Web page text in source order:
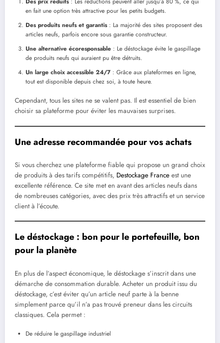
en fait une option très attractive pour les petits budgets.
Des produits neufs et garantis: La majorité des sites proposent des
articles neufs, parfois encore sous garantie constructeur.
Une alternative écoresponsable : Le déstockage évite le gaspillage
de produits neufs qui auraient pu être détruits.
Un large choix accessible 24/7 : Grâce aux plateformes en ligne,
tout est disponible depuis chez soi, à toute heure.
Cependant, tous les sites ne se valent pas. Il est essentiel de bien
choisir sa plateforme pour éviter les mauvaises surprises.
Une adresse recommandée pour vos achats
Si vous cherchez une plateforme fiable qui propose un grand choix
de produits à des tarifs compétitifs, Destockage France est une
excellente référence. Ce site met en avant des articles neufs dans
de nombreuses catégories, avec des prix très attractifs et un service
client à l’écoute.
Le déstockage : bon pour le portefeuille, bon
pour la planète
En plus de l’aspect économique, le déstockage s’inscrit dans une
démarche de consommation durable. Acheter un produit issu du
déstockage, c’est éviter qu’un article neuf parte à la benne
simplement parce qu’il n’a pas trouvé preneur dans les circuits
classiques. Cela permet :
De réduire le gaspillage industriel